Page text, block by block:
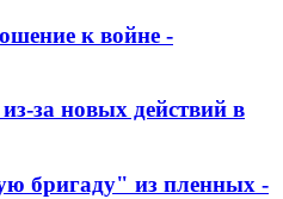
к войне -
за новых действий в
бригаду" из пленных -